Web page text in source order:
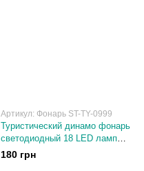
Артикул: Фонарь ST-TY-0999
Туристический динамо фонарь
светодиодный 18 LED ламп
компас
180 грн